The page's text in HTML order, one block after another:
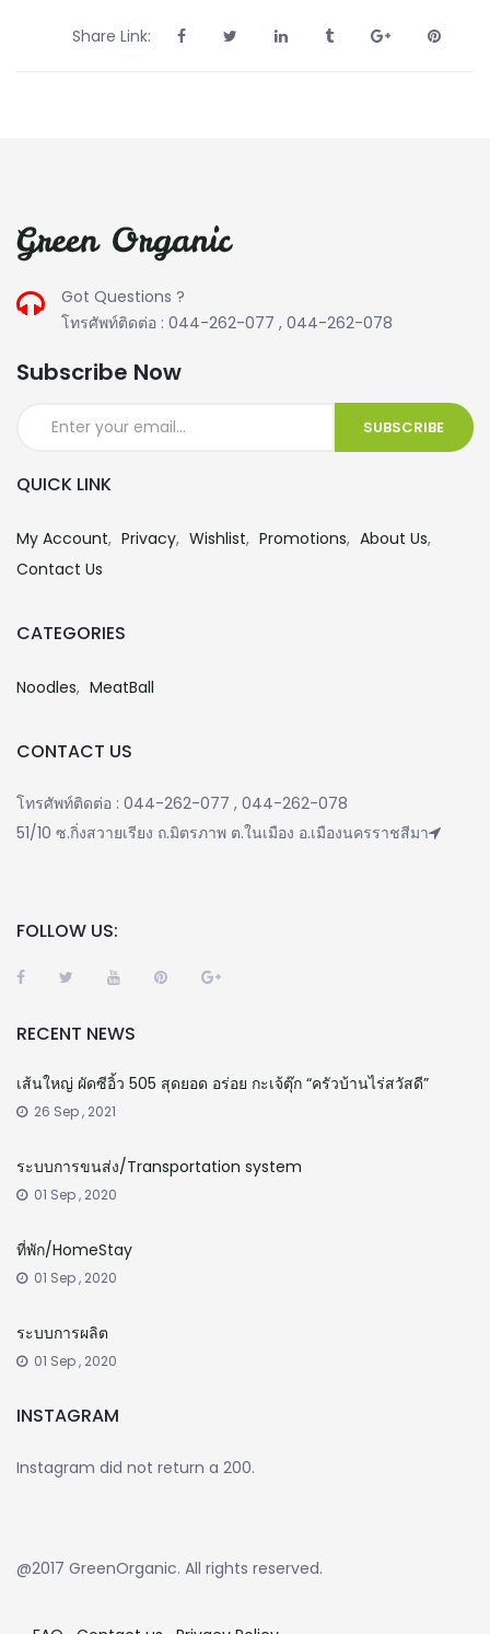
Share Link:
Got Questions ?
โทรศัพท์ติดต่อ : 044-262-077 , 044-262-078
Subscribe Now
QUICK LINK
My Account Privacy Wishlist Promotions
About Us
Contact Us
CATEGORIES
Noodles MeatBall
CONTACT US
โทรศัพท์ติดต่อ : 044-262-077 , 044-262-078
51/10 ซ.กิ่งสวายเรียง ถ.มิตรภาพ ต.ในเมือง อ.เมืองนครราชสีมา
FOLLOW US:
RECENT NEWS
เส้นใหญ่ ผัดซีอิ้ว 505 สุดยอด อร่อย กะเจ้ตุ๊ก “ครัวบ้านไร่สวัสดี”
26 Sep , 2021
ระบบการขนส่ง/Transportation system
01 Sep , 2020
ที่พัก/HomeStay
01 Sep , 2020
ระบบการผลิต
01 Sep , 2020
INSTAGRAM
Instagram did not return a 200.
@2017 GreenOrganic. All rights reserved.